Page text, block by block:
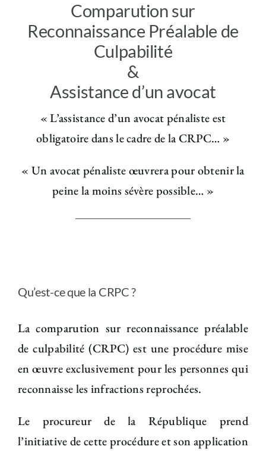
Comparution sur
Reconnaissance Préalable de
Culpabilité
&
Assistance d’un avocat
« L’assistance d’un avocat pénaliste est
obligatoire dans le cadre de la CRPC… »
« Un avocat pénaliste œuvrera pour obtenir la
peine la moins sévère possible… »
Qu’est-ce que la CRPC ?
La comparution sur reconnaissance préalable
de culpabilité (CRPC) est une procédure mise
en œuvre exclusivement pour les personnes qui
reconnaisse les infractions reprochées.
Le procureur de la République prend
l’initiative de cette procédure et son application